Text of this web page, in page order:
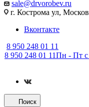
sale@drvorobev.ru
г. Кострома ул,
Вконтакте
8 950 248 01 11
8 950 248 01 11Пн - Пт с
Поиск